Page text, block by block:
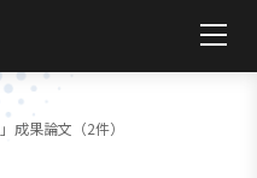
成果論文（2件）